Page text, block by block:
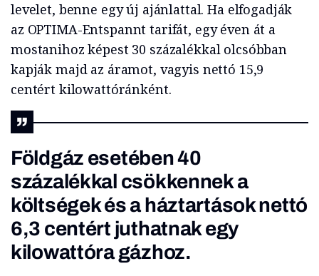
levelet, benne egy új ajánlattal. Ha elfogadják
az OPTIMA-Entspannt tarifát, egy éven át a
mostanihoz képest 30 százalékkal olcsóbban
kapják majd az áramot, vagyis nettó 15,9
centért kilowattóránként.
Földgáz esetében 40
százalékkal csökkennek a
költségek és a háztartások nettó
6,3 centért juthatnak egy
kilowattóra gázhoz.